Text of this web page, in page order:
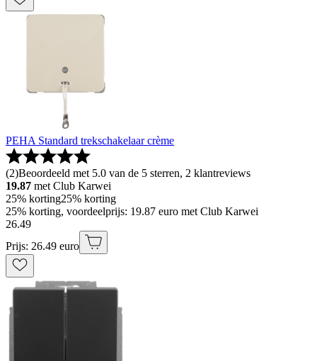
PEHA Standard trekschakelaar crème
(2)Beoordeeld met 5.0 van de 5 sterren, 2 klantreviews
19.87 met Club Karwei
25% korting25% korting
25% korting, voordeelprijs: 19.87 euro met Club Karwei
26.49
Prijs: 26.49 euro